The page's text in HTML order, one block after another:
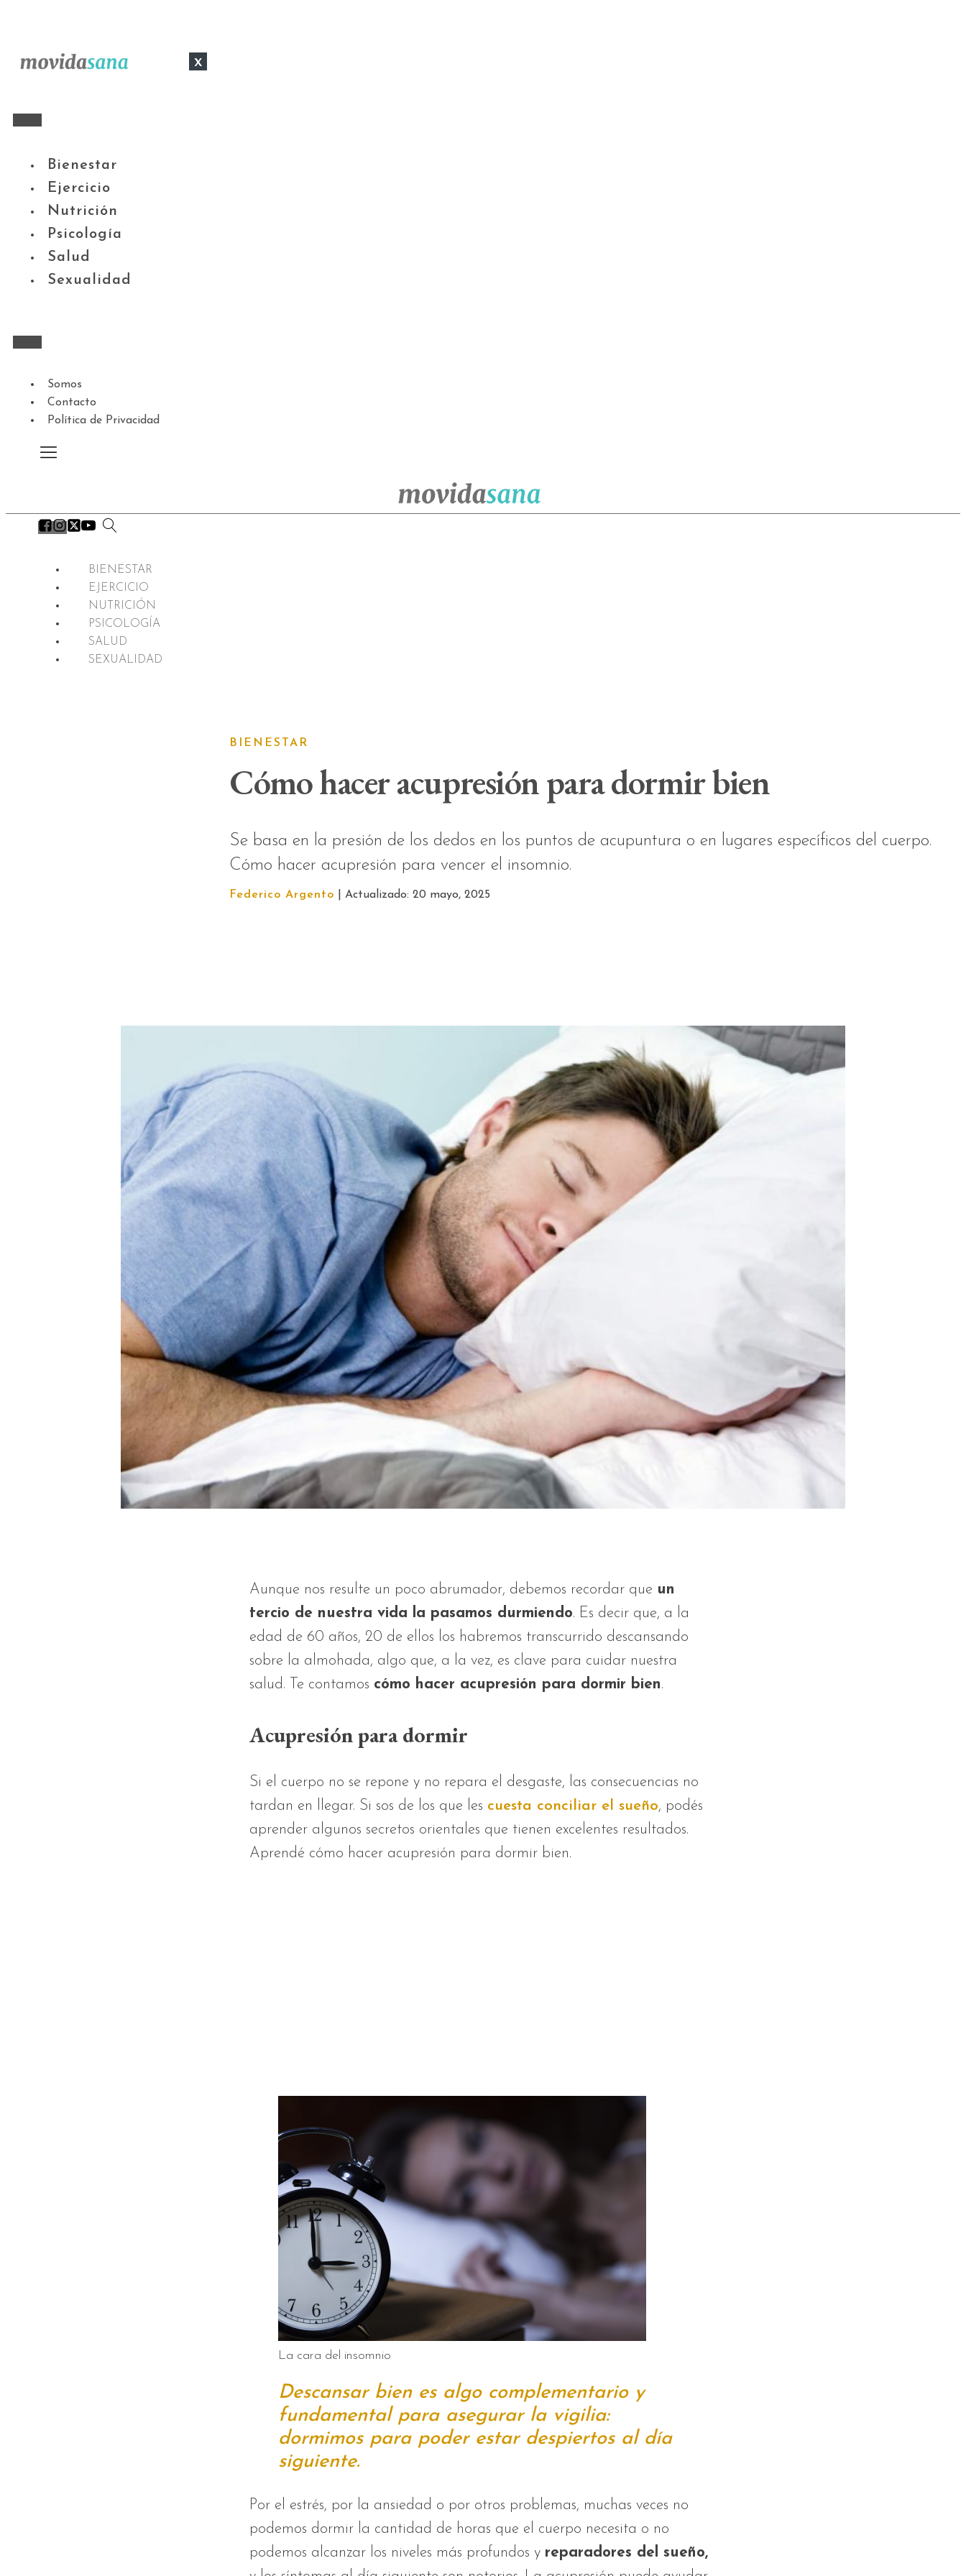
x
Bienestar
Ejercicio
Nutrición
Psicología
Salud
Sexualidad
Somos
Contacto
Política de Privacidad
BIENESTAR
EJERCICIO
NUTRICIÓN
PSICOLOGÍA
SALUD
SEXUALIDAD
BIENESTAR
Cómo hacer acupresión para dormir bien
Se basa en la presión de los dedos en los puntos de acupuntura o en lugares específicos del cuerpo.
Cómo hacer acupresión para vencer el insomnio.
Federico Argento | Actualizado: 20 mayo, 2025
Aunque nos resulte un poco abrumador, debemos recordar que un
tercio de nuestra vida la pasamos durmiendo. Es decir que, a la
edad de 60 años, 20 de ellos los habremos transcurrido descansando
sobre la almohada, algo que, a la vez, es clave para cuidar nuestra
salud. Te contamos cómo hacer acupresión para dormir bien.
Acupresión para dormir
Si el cuerpo no se repone y no repara el desgaste, las consecuencias no
tardan en llegar. Si sos de los que les cuesta conciliar el sueño, podés
aprender algunos secretos orientales que tienen excelentes resultados.
Aprendé cómo hacer acupresión para dormir bien.
La cara del insomnio
Descansar bien es algo complementario y
fundamental para asegurar la vigilia:
dormimos para poder estar despiertos al día
siguiente.
Por el estrés, por la ansiedad o por otros problemas, muchas veces no
podemos dormir la cantidad de horas que el cuerpo necesita o no
podemos alcanzar los niveles más profundos y reparadores del sueño,